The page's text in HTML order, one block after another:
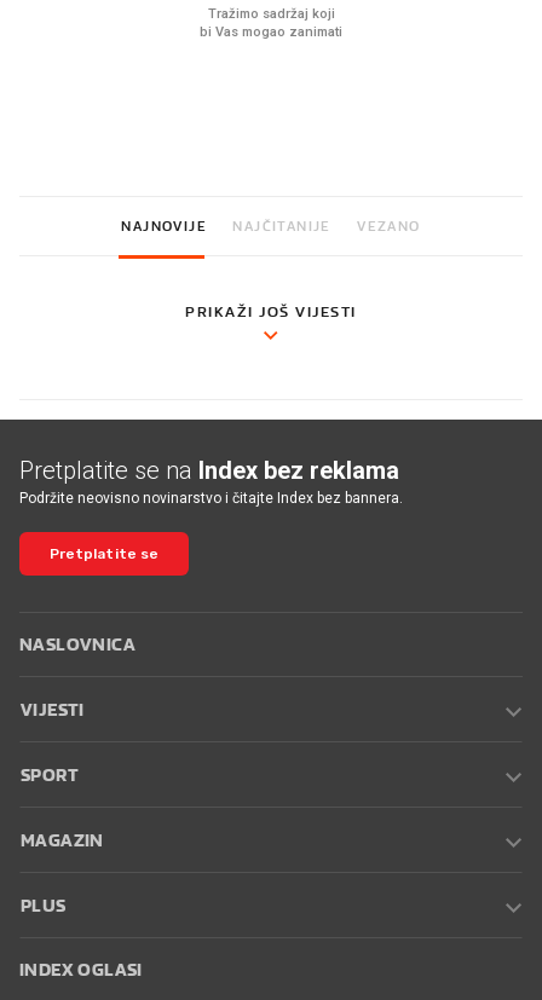
NAJNOVIJE NAJČITANIJE VEZANO
PRIKAŽI JOŠ VIJESTI
Pretplatite se na Index bez reklama
Podržite neovisno novinarstvo i čitajte Index bez bannera.
Pretplatite se
NASLOVNICA
VIJESTI
SPORT
MAGAZIN
PLUS
INDEX OGLASI